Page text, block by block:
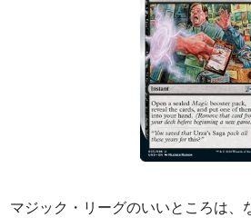
マジック・リーグのいいところは、